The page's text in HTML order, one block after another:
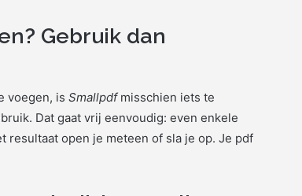
Gebruik dan
voegen, is Smallpdfmisschien iets te
Dat gaat vrij eenvoudig: even enkele
resultaat open je meteen of sla je op. Je pdf